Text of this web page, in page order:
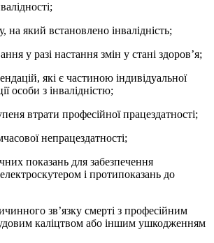
на який встановлено інвалідність;
у разі настання змін у стані здоров’я;
які є частиною індивідуальної
особи з інвалідністю;
втрати професійної працездатності;
непрацездатності;
показань для забезпечення
і протипоказань до
зв’язку смерті з професійним
каліцтвом або іншим ушкодженням